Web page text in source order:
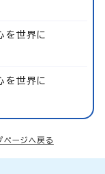
を世界に
心を世界に
ページへ戻る